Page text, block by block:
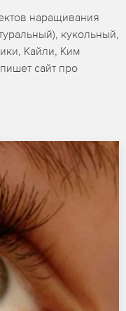
наращивания
кукольный,
Кайли, Ким
сайт про